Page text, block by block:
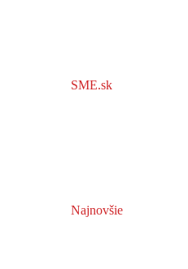
SME.sk
Najnovšie